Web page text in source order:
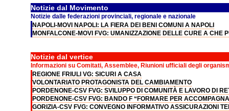
Notizie dal Movimento
Notizie dalle federazioni provinciali, regionale e nazionale
NAPOLI-MOVI NAPOLI: LA FIERA DEI BENI COMUNI A NAPOLI
MONFALCONE-MOVI FVG: UMANIZZAZIONE DELLE CURE A CHE
Notizie dal vertice
Informazioni su Comitati, Assemblee, Riunioni ufficiali degli
REGIONE FRIULI VG: SICURI A CASA
VOLONTARIATO PROTAGONISTA DEL CAMBIAMENTO
PORDENONE-CSV FVG: SVILUPPO DI COMUNITÀ E LAVORO DI
PORDENONE-CSV FVG: BANDO F “FORMARE PER
GORIZIA-CSV FVG: CONVEGNO INFORMATIVO ASSICURAZIONI